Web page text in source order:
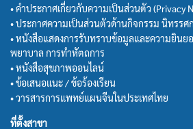
• คำประกาศเกี่ยวกับความเป็นส่วนตัว (Privacy
• ประกาศความเป็นส่วนตัวด้านกิจกรรม นิทรรศ
• หนังสือแสดงการรับทราบข้อมูลและความยินย
พยาบาล การทำหัตถการ
• หนังสือสุขภาพออนไลน์
• ข้อเสนอแนะ / ข้อร้องเรียน
• วารสารการแพทย์แผนจีนในประเทศไทย
ที่ตั้งสาขา